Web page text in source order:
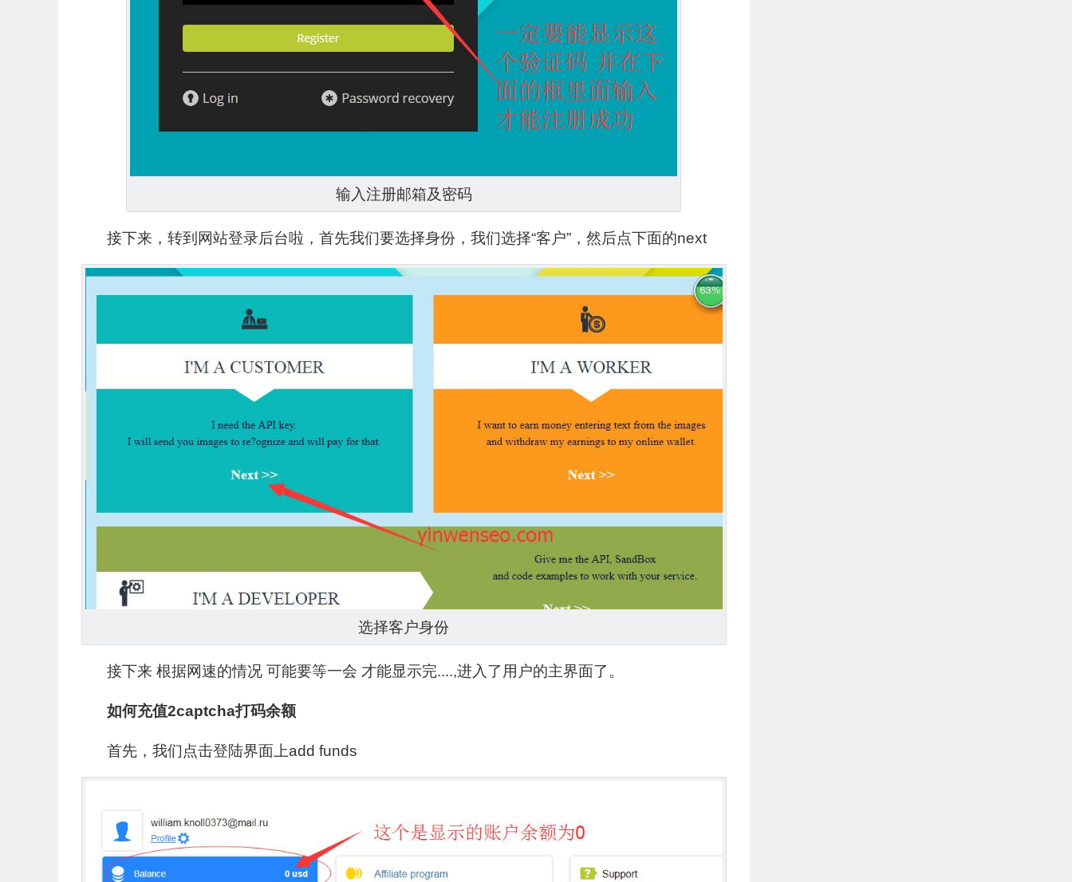
输入注册邮箱及密码
接下来，转到网站登录后台啦，首先我们要选择身份，我们选择“客户”，然后点下面的next
选择客户身份
接下来 根据网速的情况 可能要等一会 才能显示完....,进入了用户的主界面了。
如何充值2captcha打码余额
首先，我们点击登陆界面上add funds